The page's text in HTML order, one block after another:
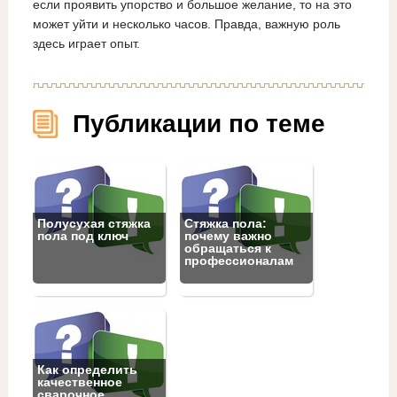
если проявить упорство и большое желание, то на это
может уйти и несколько часов. Правда, важную роль
здесь играет опыт.
Публикации по теме
Полусухая стяжка
пола под ключ
Стяжка пола:
почему важно
обращаться к
профессионалам
Как определить
качественное
сварочное